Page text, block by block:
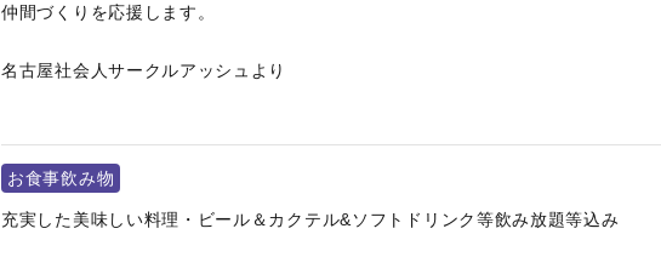
仲間づくりを応援します。
名古屋社会人サークルアッシュより
お食事飲み物
充実した美味しい料理・ビール＆カクテル&ソフトドリンク等飲み放題等込み